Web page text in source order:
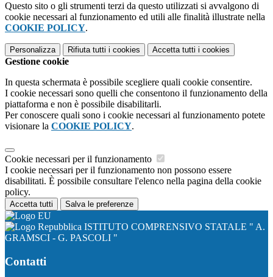
Questo sito o gli strumenti terzi da questo utilizzati si avvalgono di
cookie necessari al funzionamento ed utili alle finalità illustrate nella
COOKIE POLICY.
Personalizza Rifiuta tutti i cookies Accetta tutti i cookies
Gestione cookie
In questa schermata è possibile scegliere quali cookie consentire.
I cookie necessari sono quelli che consentono il funzionamento della
piattaforma e non è possibile disabilitarli.
Per conoscere quali sono i cookie necessari al funzionamento potete
visionare la COOKIE POLICY.
Cookie necessari per il funzionamento
I cookie necessari per il funzionamento non possono essere
disabilitati. È possibile consultare l'elenco nella pagina della cookie
policy.
Accetta tutti Salva le preferenze
ISTITUTO COMPRENSIVO STATALE " A.
GRAMSCI - G. PASCOLI "
Contatti